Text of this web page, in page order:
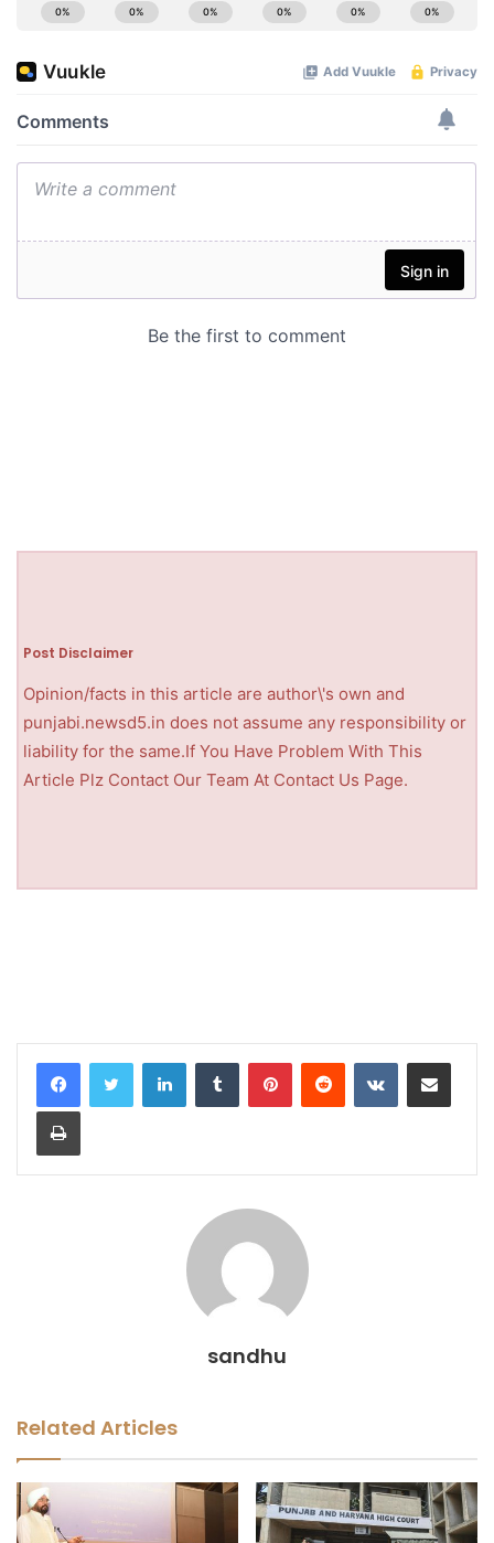
Post Disclaimer
Opinion/facts in this article are author\'s own and
punjabi.newsd5.in does not assume any responsibility or
liability for the same.If You Have Problem With This
Article Plz Contact Our Team At Contact Us Page.
sandhu
Related Articles